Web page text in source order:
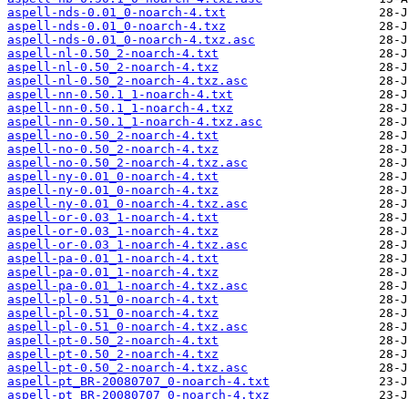
aspell-nds-0.01_0-noarch-4.txt
aspell-nds-0.01_0-noarch-4.txz
aspell-nds-0.01_0-noarch-4.txz.asc
aspell-nl-0.50_2-noarch-4.txt
aspell-nl-0.50_2-noarch-4.txz
aspell-nl-0.50_2-noarch-4.txz.asc
aspell-nn-0.50.1_1-noarch-4.txt
aspell-nn-0.50.1_1-noarch-4.txz
aspell-nn-0.50.1_1-noarch-4.txz.asc
aspell-no-0.50_2-noarch-4.txt
aspell-no-0.50_2-noarch-4.txz
aspell-no-0.50_2-noarch-4.txz.asc
aspell-ny-0.01_0-noarch-4.txt
aspell-ny-0.01_0-noarch-4.txz
aspell-ny-0.01_0-noarch-4.txz.asc
aspell-or-0.03_1-noarch-4.txt
aspell-or-0.03_1-noarch-4.txz
aspell-or-0.03_1-noarch-4.txz.asc
aspell-pa-0.01_1-noarch-4.txt
aspell-pa-0.01_1-noarch-4.txz
aspell-pa-0.01_1-noarch-4.txz.asc
aspell-pl-0.51_0-noarch-4.txt
aspell-pl-0.51_0-noarch-4.txz
aspell-pl-0.51_0-noarch-4.txz.asc
aspell-pt-0.50_2-noarch-4.txt
aspell-pt-0.50_2-noarch-4.txz
aspell-pt-0.50_2-noarch-4.txz.asc
aspell-pt_BR-20080707_0-noarch-4.txt
aspell-pt_BR-20080707_0-noarch-4.txz